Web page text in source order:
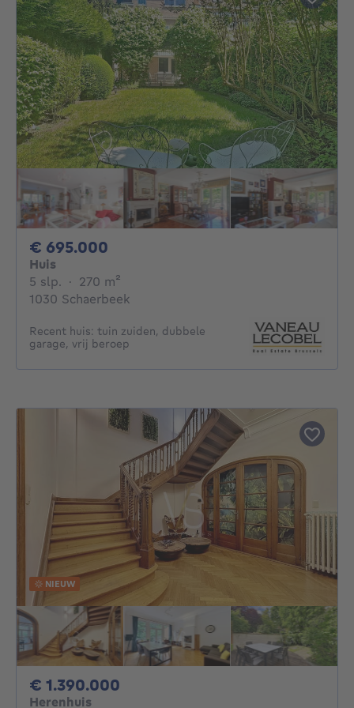
€ 695.000
Huis
5 slp. 5 slaapkamers
· 270 m²
1030 Schaerbeek
Recent huis: tuin zuiden, dubbele
garage, vrij beroep
NIEUW
€ 1.390.000
Herenhuis